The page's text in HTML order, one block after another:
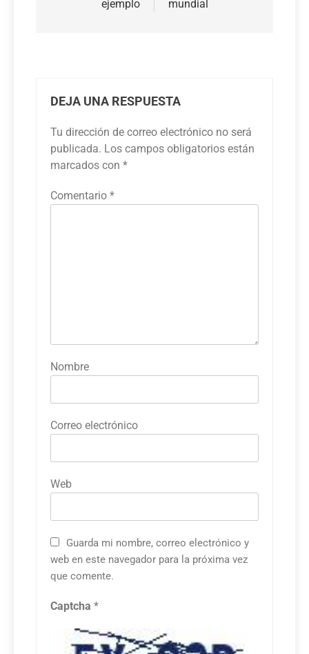
ejemplo mundial
DEJA UNA RESPUESTA
Tu dirección de correo electrónico no será
publicada. Los campos obligatorios están
marcados con *
Comentario *
Nombre
Correo electrónico
Web
Guarda mi nombre, correo electrónico y
web en este navegador para la próxima vez
que comente.
Captcha *